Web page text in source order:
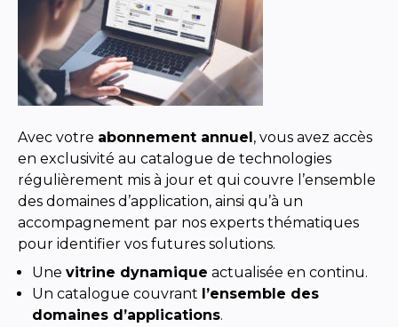
Avec votre abonnement annuel, vous avez accès
en exclusivité au catalogue de technologies
régulièrement mis à jour et qui couvre l’ensemble
des domaines d’application, ainsi qu’à un
accompagnement par nos experts thématiques
pour identifier vos futures solutions.
Une vitrine dynamique actualisée en continu.
Un catalogue couvrant l’ensemble des
domaines d’applications.